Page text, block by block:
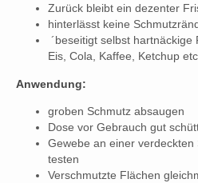
Zurück bleibt ein dezenter
hinterlässt keine
´beseitigt selbst hartnäckige
Eis, Cola, Kaffee, Ketchup
Anwendung:
groben Schmutz absaugen
Dose vor Gebrauch gut
Gewebe an einer
testen
Verschmutzte Flächen